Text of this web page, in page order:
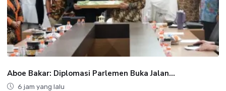
Aboe Bakar: Diplomasi Parlemen Buka Jalan...
6 jam yang lalu